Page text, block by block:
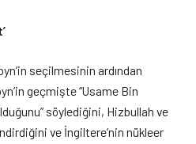
seçilmesinin ardından
geçmişte “Usame Bin
söylediğini, Hizbullah ve
ve İngiltere’nin nükleer